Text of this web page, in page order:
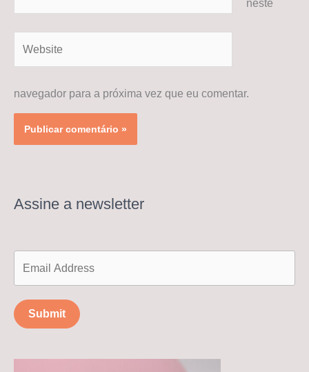
neste
navegador para a próxima vez que eu comentar.
Assine a newsletter
Submit